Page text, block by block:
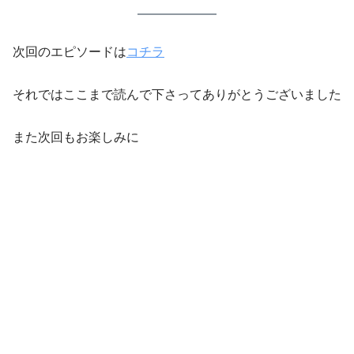
次回のエピソードはコチラ
それではここまで読んで下さってありがとうございました
また次回もお楽しみに